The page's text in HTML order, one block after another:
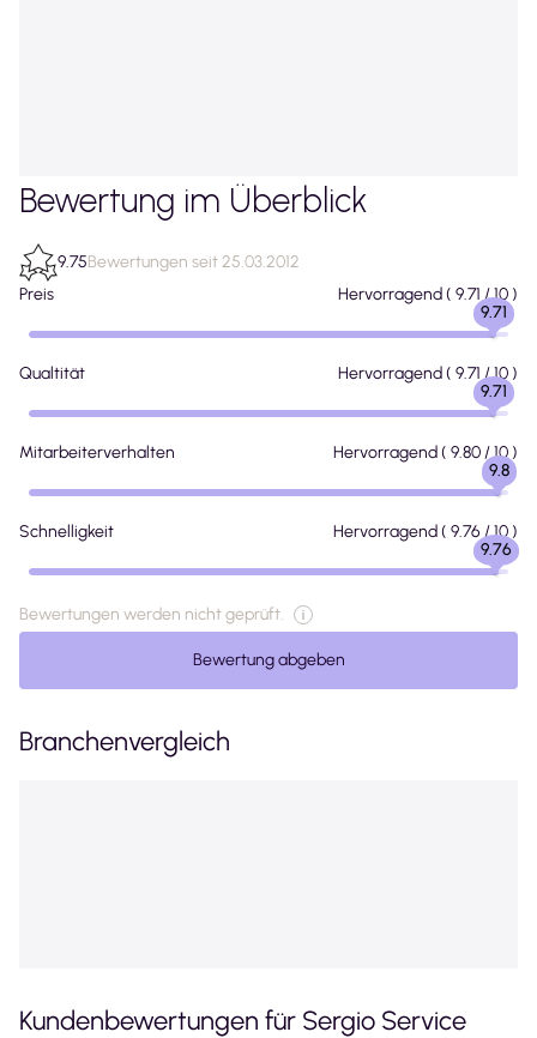
Bewertung im Überblick
9.75Bewertungen seit 25.03.2012
Preis
Hervorragend( 9.71 / 10 )
9.71
Qualtität Hervorragend( 9.71 / 10 )
9.71
Mitarbeiterverhalten Hervorragend( 9.80/ 10 )
9.8
Schnelligkeit Hervorragend( 9.76 / 10 )
9.76
Bewertungen werden nicht geprüft.
Bewertung abgeben
Branchenvergleich
Kundenbewertungen für Sergio Service